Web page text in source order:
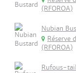
(RFOROA)
Nubian
Réserve
(RFOROA)
Rufous-